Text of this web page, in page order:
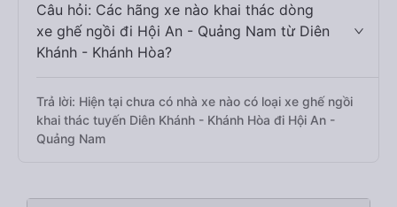
Câu hỏi: Các hãng xe nào khai thác dòng
xe ghế ngồi đi Hội An - Quảng Nam từ Diên
Khánh - Khánh Hòa?
Trả lời: Hiện tại chưa có nhà xe nào có loại xe ghế ngồi
khai thác tuyến Diên Khánh - Khánh Hòa đi Hội An -
Quảng Nam